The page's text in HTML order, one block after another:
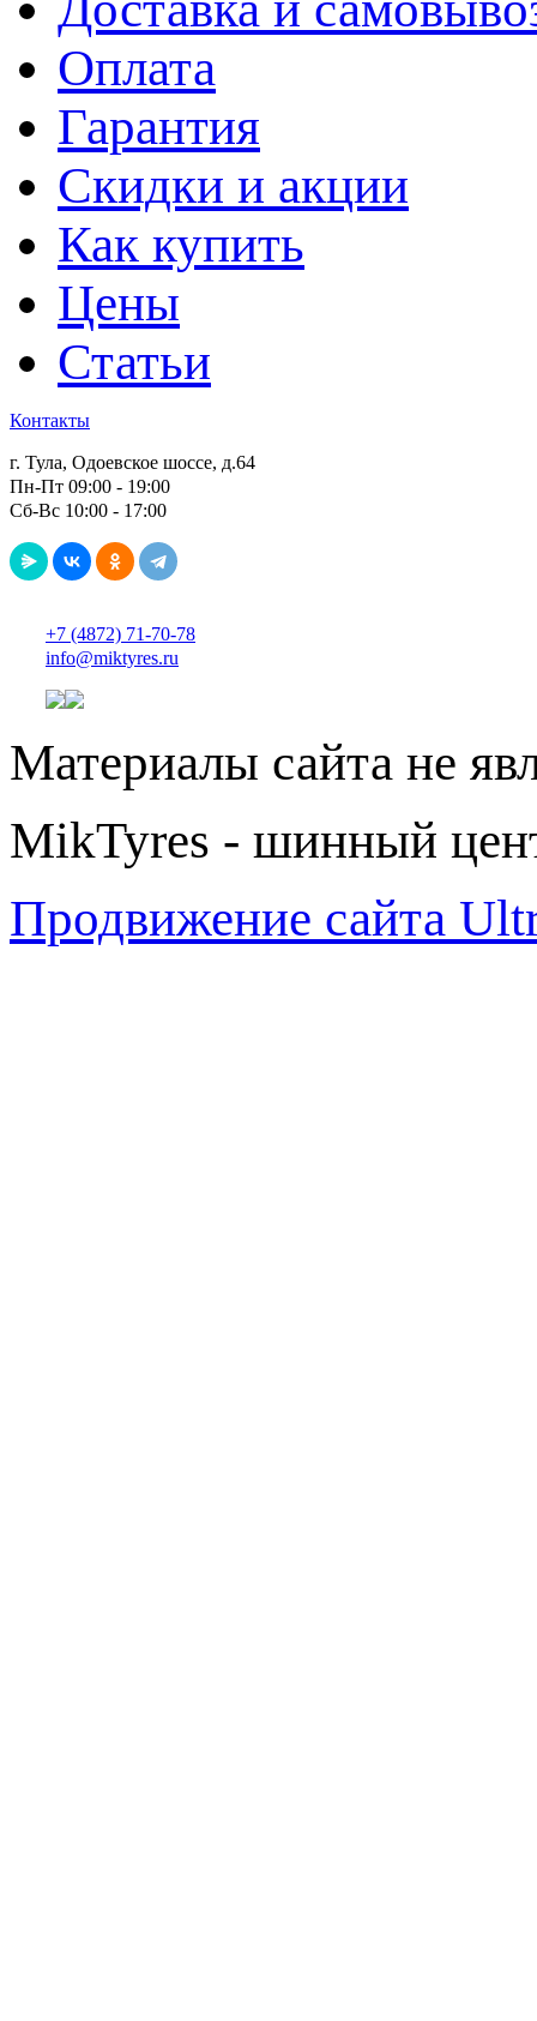
Оплата
Гарантия
Скидки и акции
Как купить
Цены
Статьи
Контакты
г. Тула, Одоевское шоссе, д.64
Пн-Пт 09:00 - 19:00
Сб-Вс 10:00 - 17:00
+7 (4872) 71-70-78
info@miktyres.ru
Материалы сайта не
MikTyres - шинный
Продвижение сайта